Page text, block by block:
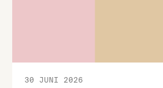
30 JUNI 2026